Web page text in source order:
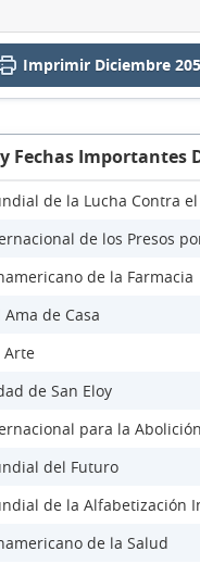
Imprimir Diciembre
Fechas Importantes
de la Lucha Contra el
de los Presos
de la Farmacia
de Casa
Arte
de San Eloy
para la
del Futuro
de la Alfabetización
de la Salud